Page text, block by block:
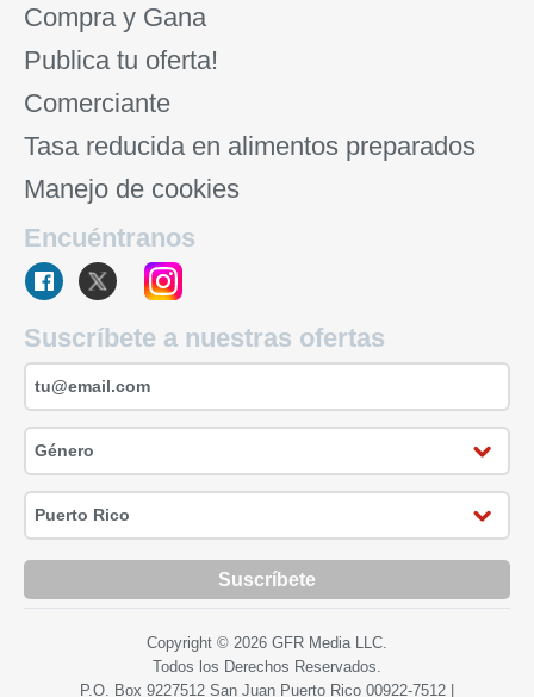
Compra y Gana
Publica tu oferta!
Comerciante
Tasa reducida en alimentos preparados
Manejo de cookies
Encuéntranos
Suscríbete a nuestras ofertas
Suscríbete
Copyright © 2026 GFR Media LLC.
Todos los Derechos Reservados.
P.O. Box 9227512 San Juan Puerto Rico 00922-7512 |